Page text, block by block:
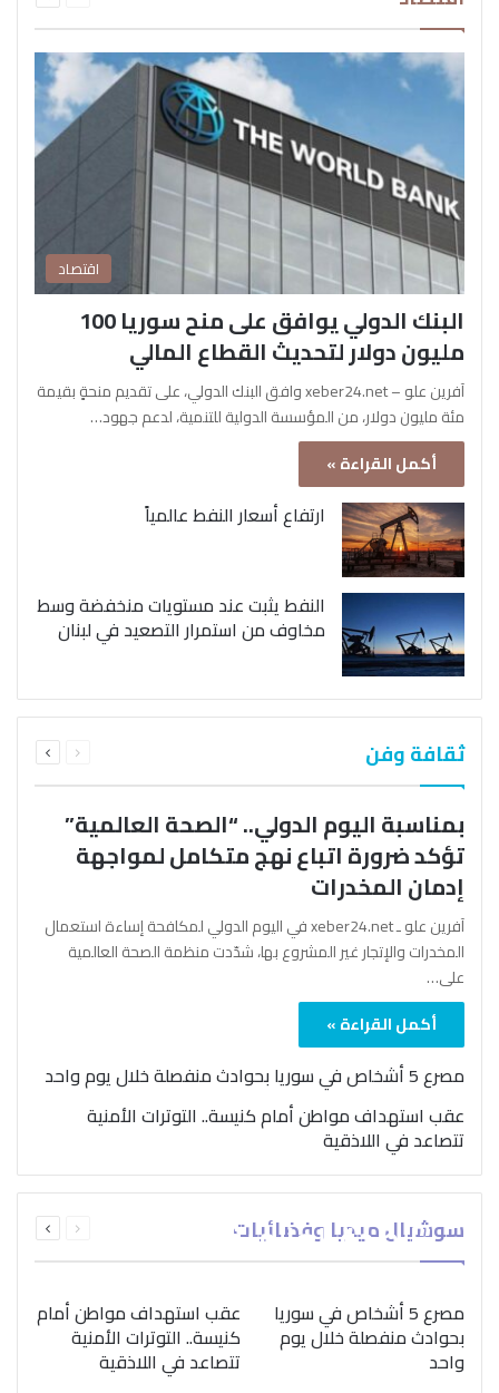
اقتصاد
البنك الدولي يوافق على منح سوريا 100
مليون دولار لتحديث القطاع المالي
آفرين علو – xeber24.net وافق البنك الدولي، على تقديم منحةٍ بقيمة
مئة مليون دولار، من المؤسسة الدولية للتنمية، لدعم جهود…
أكمل القراءة »
ارتفاع أسعار النفط عالمياً
النفط يثبت عند مستويات منخفضة وسط
مخاوف من استمرار التصعيد في لبنان
ثقافة وفن الصفحةالصفحة
بمناسبة اليوم الدولي.. “الصحة العالمية”
تؤكد ضرورة اتباع نهج متكامل لمواجهة
إدمان المخدرات
آفرين علو ـ xeber24.net في اليوم الدولي لمكافحة إساءة استعمال
المخدرات والإتجار غير المشروع بها، شدّدت منظمة الصحة العالمية
على…
أكمل القراءة »
مصرع 5 أشخاص في سوريا بحوادث منفصلة خلال يوم واحد
عقب استهداف مواطن أمام كنيسة.. التوترات الأمنية
تتصاعد في اللاذقية
سوشيال ميديا وفضائيات الصفحةالصفحة
بمناسبة اليوم الدولي..
“الصحة العالمية” تؤكد
ضرورة اتباع نهج متكامل
لمواجهة إدمان المخدرات
مصرع 5 أشخاص في سوريا
بحوادث منفصلة خلال يوم
واحد
عقب استهداف مواطن أمام
كنيسة.. التوترات الأمنية
تتصاعد في اللاذقية